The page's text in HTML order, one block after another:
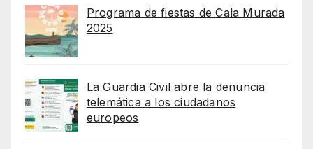
Programa de fiestas de Cala Murada
2025
La Guardia Civil abre la denuncia
telemática a los ciudadanos
europeos